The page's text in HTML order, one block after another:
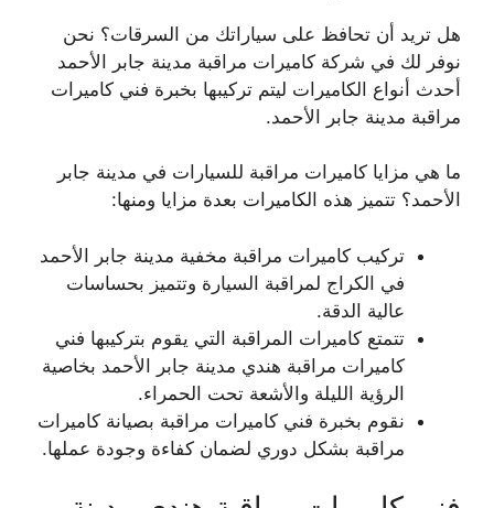
هل تريد أن تحافظ على سياراتك من السرقات؟ نحن
نوفر لك في شركة كاميرات مراقبة مدينة جابر الأحمد
أحدث أنواع الكاميرات ليتم تركيبها بخبرة فني كاميرات
مراقبة مدينة جابر الأحمد.
ما هي مزايا كاميرات مراقبة للسيارات في مدينة جابر
الأحمد؟ تتميز هذه الكاميرات بعدة مزايا ومنها:
تركيب كاميرات مراقبة مخفية مدينة جابر الأحمد
في الكراج لمراقبة السيارة وتتميز بحساسات
عالية الدقة.
تتمتع كاميرات المراقبة التي يقوم بتركيبها فني
كاميرات مراقبة هندي مدينة جابر الأحمد بخاصية
الرؤية الليلة والأشعة تحت الحمراء.
نقوم بخبرة فني كاميرات مراقبة بصيانة كاميرات
مراقبة بشكل دوري لضمان كفاءة وجودة عملها.